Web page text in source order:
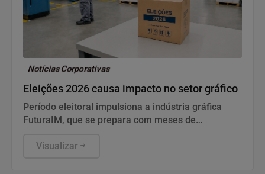
Notícias Corporativas
Eleições 2026 causa impacto no setor gráfico
Período eleitoral impulsiona a indústria gráfica
FuturaIM, que se prepara com meses de
materiais de campanha nas eleições de 2026
Visualizar